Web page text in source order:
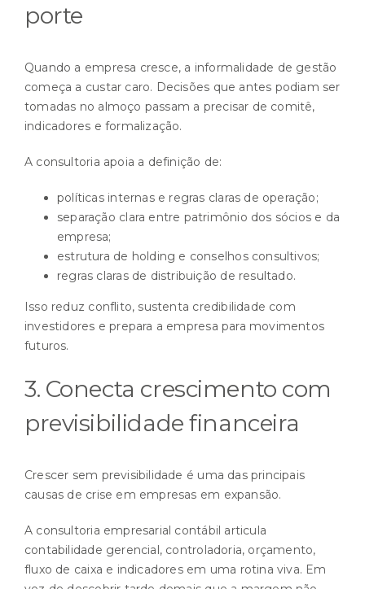
porte
Quando a empresa cresce, a informalidade de gestão
começa a custar caro. Decisões que antes podiam ser
tomadas no almoço passam a precisar de comitê,
indicadores e formalização.
A consultoria apoia a definição de:
políticas internas e regras claras de operação;
separação clara entre patrimônio dos sócios e da
empresa;
estrutura de holding e conselhos consultivos;
regras claras de distribuição de resultado.
Isso reduz conflito, sustenta credibilidade com
investidores e prepara a empresa para movimentos
futuros.
3. Conecta crescimento com
previsibilidade financeira
Crescer sem previsibilidade é uma das principais
causas de crise em empresas em expansão.
A consultoria empresarial contábil articula
contabilidade gerencial, controladoria, orçamento,
fluxo de caixa e indicadores em uma rotina viva. Em